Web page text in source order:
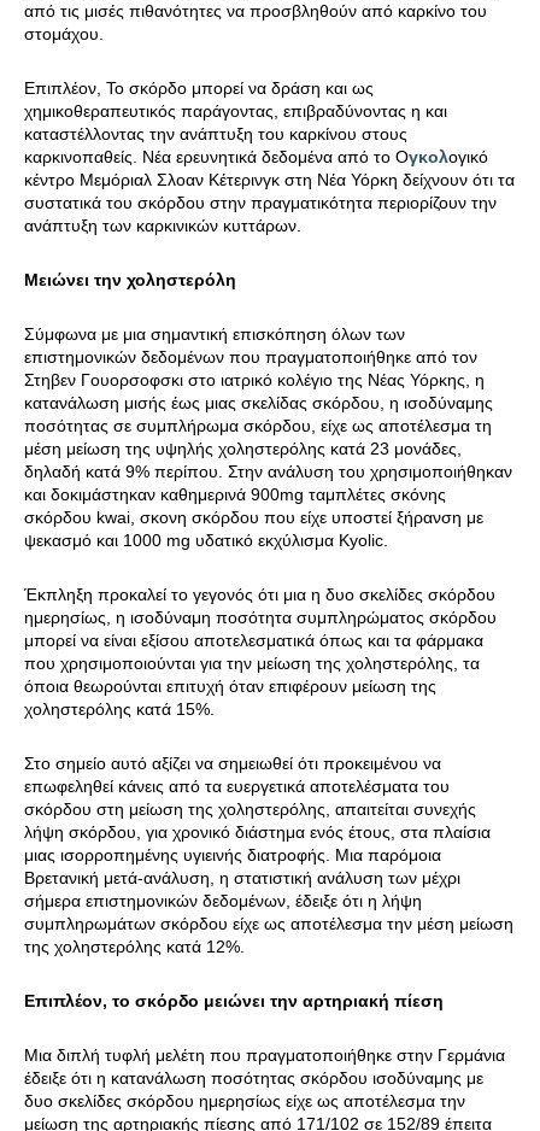
από τις μισές πιθανότητες να προσβληθούν από καρκίνο του
στομάχου.
Επιπλέον, Το σκόρδο μπορεί να δράση και ως
χημικοθεραπευτικός παράγοντας, επιβραδύνοντας η και
καταστέλλοντας την ανάπτυξη του καρκίνου στους
καρκινοπαθείς. Νέα ερευνητικά δεδομένα από το Ογκολογικό
κέντρο Μεμόριαλ Σλοαν Κέτερινγκ στη Νέα Υόρκη δείχνουν ότι τα
συστατικά του σκόρδου στην πραγματικότητα περιορίζουν την
ανάπτυξη των καρκινικών κυττάρων.
Μειώνει την χοληστερόλη
Σύμφωνα με μια σημαντική επισκόπηση όλων των
επιστημονικών δεδομένων που πραγματοποιήθηκε από τον
Στηβεν Γουορσοφσκι στο ιατρικό κολέγιο της Νέας Υόρκης, η
κατανάλωση μισής έως μιας σκελίδας σκόρδου, η ισοδύναμης
ποσότητας σε συμπλήρωμα σκόρδου, είχε ως αποτέλεσμα τη
μέση μείωση της υψηλής χοληστερόλης κατά 23 μονάδες,
δηλαδή κατά 9% περίπου. Στην ανάλυση του χρησιμοποιήθηκαν
και δοκιμάστηκαν καθημερινά 900mg ταμπλέτες σκόνης
σκόρδου kwai, σκονη σκόρδου που είχε υποστεί ξήρανση με
ψεκασμό και 1000 mg υδατικό εκχύλισμα Kyolic.
Έκπληξη προκαλεί το γεγονός ότι μια η δυο σκελίδες σκόρδου
ημερησίως, η ισοδύναμη ποσότητα συμπληρώματος σκόρδου
μπορεί να είναι εξίσου αποτελεσματικά όπως και τα φάρμακα
που χρησιμοποιούνται για την μείωση της χοληστερόλης, τα
όποια θεωρούνται επιτυχή όταν επιφέρουν μείωση της
χοληστερόλης κατά 15%.
Στο σημείο αυτό αξίζει να σημειωθεί ότι προκειμένου να
επωφεληθεί κάνεις από τα ευεργετικά αποτελέσματα του
σκόρδου στη μείωση της χοληστερόλης, απαιτείται συνεχής
λήψη σκόρδου, για χρονικό διάστημα ενός έτους, στα πλαίσια
μιας ισορροπημένης υγιεινής διατροφής. Μια παρόμοια
Βρετανική μετά-ανάλυση, η στατιστική ανάλυση των μέχρι
σήμερα επιστημονικών δεδομένων, έδειξε ότι η λήψη
συμπληρωμάτων σκόρδου είχε ως αποτέλεσμα την μέση μείωση
της χοληστερόλης κατά 12%.
Επιπλέον, το σκόρδο μειώνει την αρτηριακή πίεση
Μια διπλή τυφλή μελέτη που πραγματοποιήθηκε στην Γερμάνια
έδειξε ότι η κατανάλωση ποσότητας σκόρδου ισοδύναμης με
δυο σκελίδες σκόρδου ημερησίως είχε ως αποτέλεσμα την
μείωση της αρτηριακής πίεσης από 171/102 σε 152/89 έπειτα